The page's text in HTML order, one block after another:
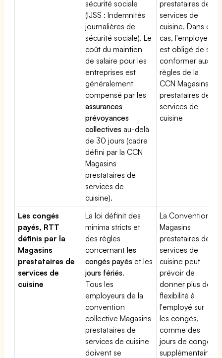
sécurité sociale
(IJSS : Indemnités
journalières de
sécurité sociale). Le
coût du maintien
de salaire pour les
entreprises est
généralement
compensé par les
assurances
prévoyances
collectives au-delà
de 30 jours (cadre
défini par la CCN
Magasins
prestataires de
services de
cuisine).
prestataires de
services de
cuisine. Dans ce
cas, l'employeur
est obligé de se
conformer aux
règles de la
CCN Magasins
prestataires de
services de
cuisine
Les congés
payés, RTT
définis par la
Magasins
prestataires de
services de
cuisine
La loi définit des
minima stricts et
des règles
concernantles
congés payés et les
jours fériés.
Tous les
employeurs de la
convention
collective Magasins
prestataires de
services de cuisine
doivent se
La Convention
Magasins
prestataires de
services de
cuisine peut
prévoir de
donner plus de
flexibilité à
l'employé sur
les congés,
comme des
jours de congé
supplémentaires